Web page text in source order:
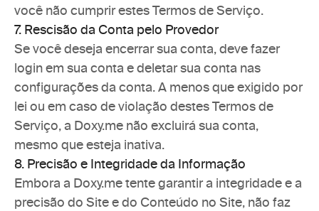
você não cumprir estes Termos de Serviço.
7. Rescisão da Conta pelo Provedor
Se você deseja encerrar sua conta, deve fazer
login em sua conta e deletar sua conta nas
configurações da conta. A menos que exigido por
lei ou em caso de violação destes Termos de
Serviço, a Doxy.me não excluirá sua conta,
mesmo que esteja inativa.
8. Precisão e Integridade da Informação
Embora a Doxy.me tente garantir a integridade e a
precisão do Site e do Conteúdo no Site, não faz